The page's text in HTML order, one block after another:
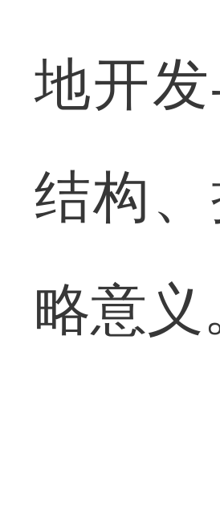
地开
结构
略意义